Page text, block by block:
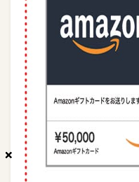
×
×
×